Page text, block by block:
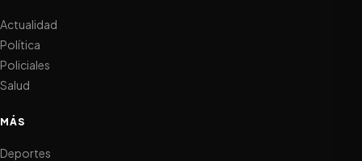
Actualidad
Política
Policiales
Salud
MÁS
Deportes